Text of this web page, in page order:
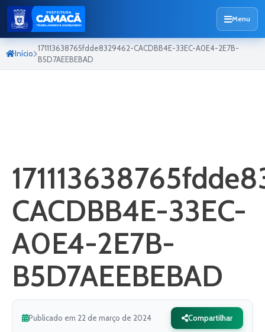
Menu
Início
171113638765fdde8329462-CACDBB4E-33EC-A0E4-2E7B-
B5D7AEEBEBAD
CACDBB4E-33EC-
A0E4-2E7B-
B5D7AEEBEBAD
Publicado em 22 de março de 2024 Compartilhar